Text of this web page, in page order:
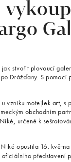
stvořit plovoucí
Drážďany. S pomocí
vzniku motejlek.art, s
obchodním
určené k
opustila 16. května
představení